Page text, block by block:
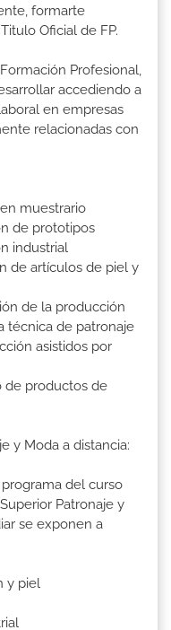
formarte
Oficial de FP.
Profesional,
accediendo a
en empresas
relacionadas con
muestrario
de prototipos
industrial
de artículos de piel y
de la producción
técnica de patronaje
asistidos por
productos de
y Moda a distancia:
del curso
Patronaje y
se exponen a
y piel